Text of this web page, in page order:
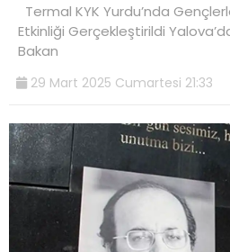
Termal KYK Yurdu’nda
Etkinliği Gerçekleştirildi
Bakan
29 Mart 2025 Cumartesi 21:33